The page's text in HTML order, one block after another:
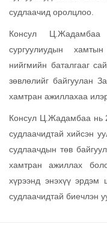
судлаачид оролцлоо.
Консул
сургуулиудын
нийгмийн баталгааг
зөвлөлийг байгуулан
хамтран ажиллахаа
Консул Ц.Жадамбаа нь
судлаачидтай хийсэн
судлаачдын төв
хамтран ажиллах
хүрээнд энэхүү эрдэм
судлаачидтай биечлэн